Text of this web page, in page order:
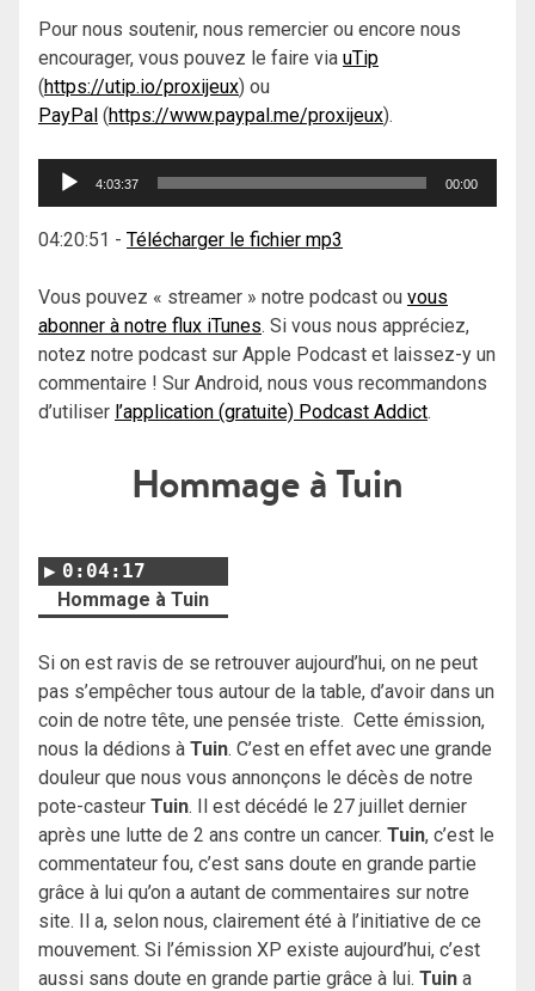
Pour nous soutenir, nous remercier ou encore nous
encourager, vous pouvez le faire via uTip
(https://utip.io/proxijeux) ou
PayPal (https://www.paypal.me/proxijeux).
Lecteur
4:03:37 00:00
04:20:51 - Télécharger le fichier mp3
Vous pouvez « streamer » notre podcast ou vous
abonner à notre flux iTunes. Si vous nous appréciez,
notez notre podcast sur Apple Podcast et laissez-y un
commentaire ! Sur Android, nous vous recommandons
d’utiliser l’application (gratuite) Podcast Addict.
Hommage à Tuin
0:04:17
Hommage à Tuin
Si on est ravis de se retrouver aujourd’hui, on ne peut
pas s’empêcher tous autour de la table, d’avoir dans un
coin de notre tête, une pensée triste. Cette émission,
nous la dédions à Tuin. C’est en effet avec une grande
douleur que nous vous annonçons le décès de notre
pote-casteur Tuin. Il est décédé le 27 juillet dernier
après une lutte de 2 ans contre un cancer. Tuin, c’est le
commentateur fou, c’est sans doute en grande partie
grâce à lui qu’on a autant de commentaires sur notre
site. Il a, selon nous, clairement été à l’initiative de ce
mouvement. Si l’émission XP existe aujourd’hui, c’est
aussi sans doute en grande partie grâce à lui. Tuin a